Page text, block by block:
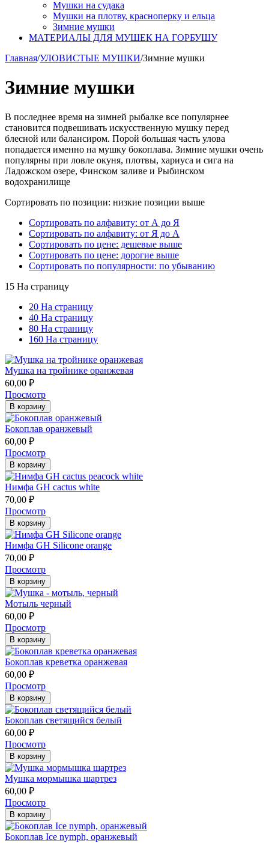
Мушки на судака
Мушки на плотву, красноперку и ельца
Зимние мушки
МАТЕРИАЛЫ ДЛЯ МУШЕК НА ГОРБУШУ
Главная/УЛОВИСТЫЕ МУШКИ/Зимние мушки
Зимние мушки
В последнее время на зимней рыбалке все популярнее
становится подвешивать искусственную мушку перед
блесной или балансиром. Порой большая часть улова
попадается именно на мушку бокоплава. Зимние мушки очень
популярны при ловле окуня, плотвы, хариуса и сига на
Ладожском озере, Финском заливе и Рыбинском
водохранилище
Сортировать по позиции: низкие позиции выше
Сортировать по алфавиту: от А до Я
Сортировать по алфавиту: от Я до А
Сортировать по цене: дешевые выше
Сортировать по цене: дорогие выше
Сортировать по популярности: по убыванию
15 На страницу
20 На страницу
40 На страницу
80 На страницу
160 На страницу
Мушка на тройнике оранжевая
60,00 ₽
Просмотр
В корзину
Бокоплав оранжевый
60,00 ₽
Просмотр
В корзину
Нимфа GH cactus white
70,00 ₽
Просмотр
В корзину
Нимфа GH Silicone orange
70,00 ₽
Просмотр
В корзину
Мотыль черный
60,00 ₽
Просмотр
В корзину
Бокоплав креветка оранжевая
60,00 ₽
Просмотр
В корзину
Бокоплав светящийся белый
60,00 ₽
Просмотр
В корзину
Мушка мормышка шартрез
60,00 ₽
Просмотр
В корзину
​​Бокоплав Ice nymph, оранжевый